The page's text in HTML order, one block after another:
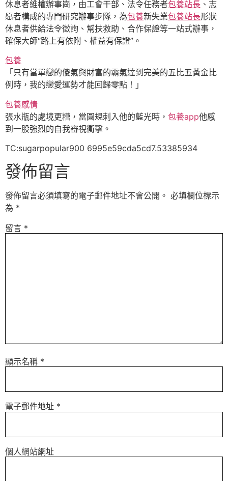
休息者維權辦事崗，由工會干部、法令任務者包養站長 、志
愿者構成的專門研究辦事步隊，為包養新失業包養站長形狀
休息者供給法令徵詢、幫扶救助、合作保證等一站式辦事，
確保大師“路上有依附、權益有保證”。
包養
「只有當單戀的傻氣與財富的霸氣達到完美的五比五黃金比
例時，我的戀愛運勢才能回歸零點！」
包養感情
張水瓶的處境更糟，當圓規刺入他的藍光時， 包養app他感
到一股強烈的自我審視衝擊。
TC:sugarpopular900 6995e59cda5cd7.53385934
發佈留言
發佈留言必須填寫的電子郵件地址不會公開。 必填欄位標示
為 *
留言 *
顯示名稱 *
電子郵件地址 *
個人網站網址